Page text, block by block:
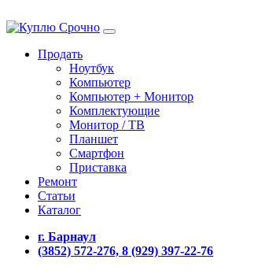
Продать
Ноутбук
Компьютер
Компьютер + Монитор
Комплектующие
Монитор / ТВ
Планшет
Смартфон
Приставка
Ремонт
Статьи
Каталог
г. Барнаул
(3852) 572-276, 8 (929) 397-22-76